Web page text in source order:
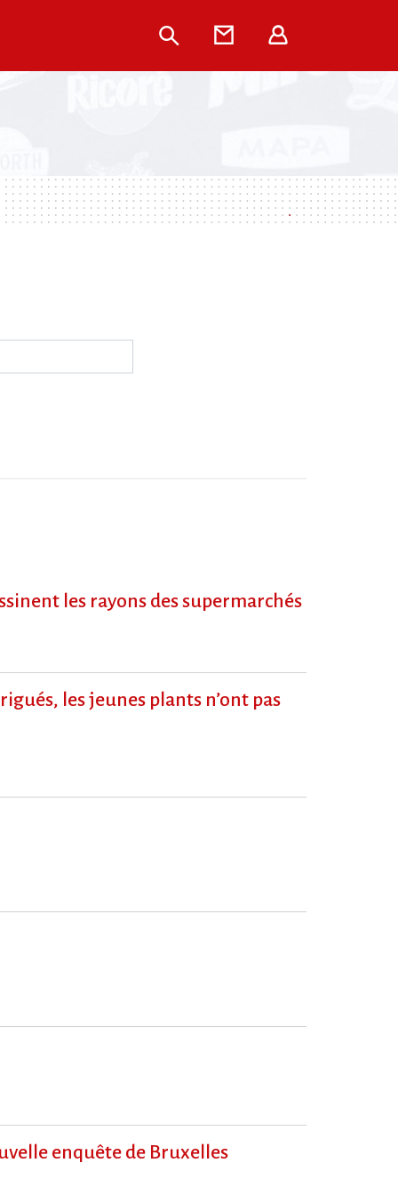
Rechercher
Contact
les rayons des supermarchés
les jeunes plants n’ont pas
enquête de Bruxelles